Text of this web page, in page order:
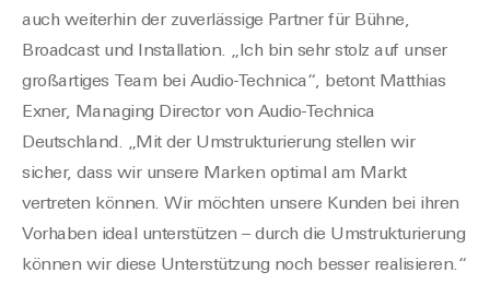
auch weiterhin der zuverlässige Partner für Bühne,
Broadcast und Installation. „Ich bin sehr stolz auf unser
großartiges Team bei Audio-Technica“, betont Matthias
Exner, Managing Director von Audio-Technica
Deutschland. „Mit der Umstrukturierung stellen wir
sicher, dass wir unsere Marken optimal am Markt
vertreten können. Wir möchten unsere Kunden bei ihren
Vorhaben ideal unterstützen – durch die Umstrukturierung
können wir diese Unterstützung noch besser realisieren.“